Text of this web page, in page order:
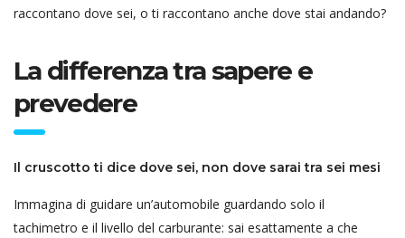
raccontano dove sei, o ti raccontano anche dove stai andando?
La differenza tra sapere e
prevedere
Il cruscotto ti dice dove sei, non dove sarai tra sei mesi
Immagina di guidare un’automobile guardando solo il
tachimetro e il livello del carburante: sai esattamente a che